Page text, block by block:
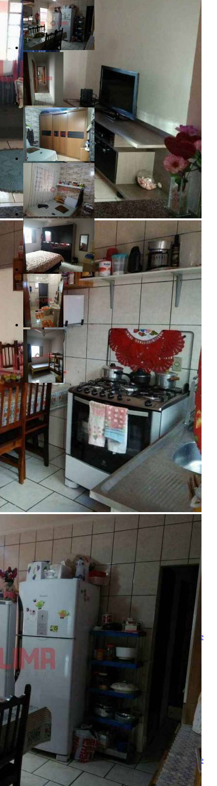
R$ 260.000,00
Jardim Nova Esperança - Bauru/SP
Referência: 63849851
3 Quartos
1 Banheiro
1 Vaga
80.00 m²
Realizado
Entre em contato
Nome
E-mail
Telefone
Mensagem
Ao ENVIAR você concorda com osTermos de Uso
Política de
Privacidade
enviar mensagem
OU
converse pelo
Ligamos para você
Nome
Telefone
Melhor horário para ligar
Ao ENVIAR você concorda com osTermos de Usoe Política de
Privacidade